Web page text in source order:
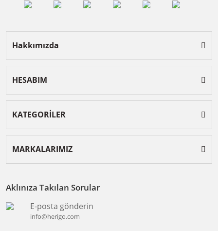
Hakkımızda
HESABIM
KATEGORİLER
MARKALARIMIZ
Aklınıza Takılan Sorular
E-posta gönderin
info@herigo.com